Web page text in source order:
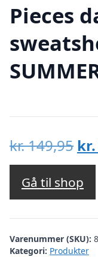
Pieces
kr.149,95
pris
var:
kr.
kr.
Gå til shop
Varenummer (SKU):
Kategori: Produkter